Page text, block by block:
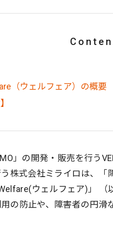
（ウェルフェア）の概要
」の開発・販売を行う
株式会社ミライロは、
ウェルフェア)」
の防止や、障害者の円滑